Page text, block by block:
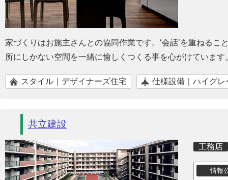
家づくりはお施主さんとの協同作業です。‘会話’を重ねる
所にしかない空間を一緒に愉しくつくる事を心がけています
スタイル｜デザイナーズ住宅 仕様設備｜ハイグレ
共立建設
工務店
情報